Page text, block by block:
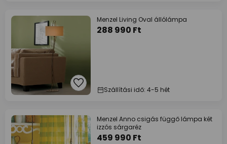
Menzel Living Oval állólámpa
288 990 Ft
Szállítási idő: 4-5 hét
Menzel Anno csigás függő lámpa két
izzós sárgaréz
459 990 Ft